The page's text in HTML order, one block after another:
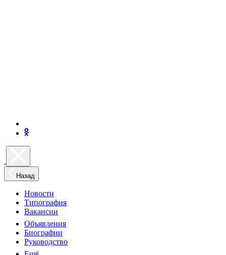
Назад
Новости
Типография
Вакансии
Объявления
Биографии
Руководство